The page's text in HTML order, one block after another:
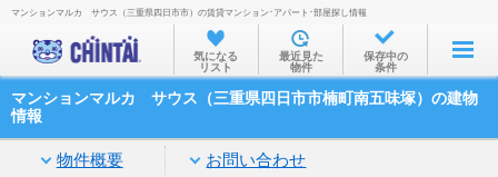
お部屋を探す
沿線・駅から
家賃相場から
マンションマルカ サウス（三重県四日市市）の賃貸マンション･アパート･部屋探し情報
気になる
リスト
最近見た
物件
保存中の
条件
マンションマルカ サウス（三重県四日市市楠町南五味塚）の建物
情報
物件概要 お問い合わせ